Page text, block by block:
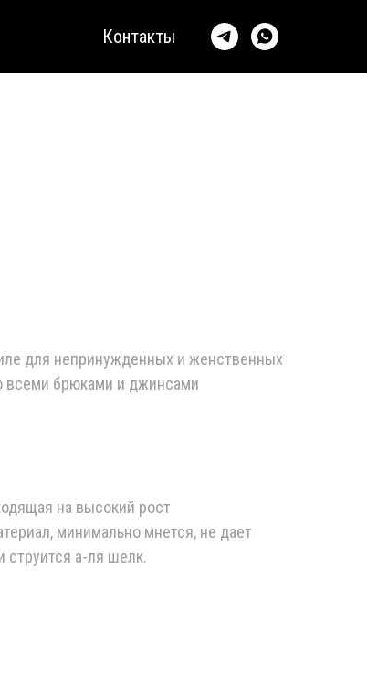
Контакты
для непринужденных и женственных
всеми брюками и джинсами
на высокий рост
минимально мнется, не дает
струится а-ля шелк.